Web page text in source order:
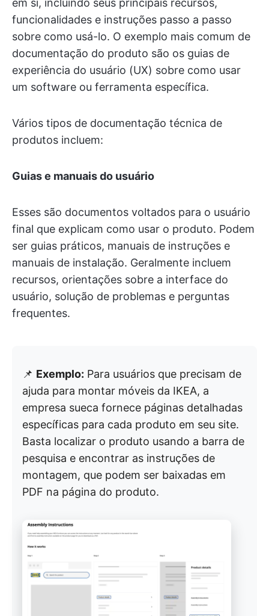
em si, incluindo seus principais recursos,
funcionalidades e instruções passo a passo
sobre como usá-lo. O exemplo mais comum de
documentação do produto são os guias de
experiência do usuário (UX) sobre como usar
um software ou ferramenta específica.
Vários tipos de documentação técnica de
produtos incluem:
Guias e manuais do usuário
Esses são documentos voltados para o usuário
final que explicam como usar o produto. Podem
ser guias práticos, manuais de instruções e
manuais de instalação. Geralmente incluem
recursos, orientações sobre a interface do
usuário, solução de problemas e perguntas
frequentes.
📌 Exemplo: Para usuários que precisam de
ajuda para montar móveis da IKEA, a
empresa sueca fornece páginas detalhadas
específicas para cada produto em seu site.
Basta localizar o produto usando a barra de
pesquisa e encontrar as instruções de
montagem, que podem ser baixadas em
PDF na página do produto.